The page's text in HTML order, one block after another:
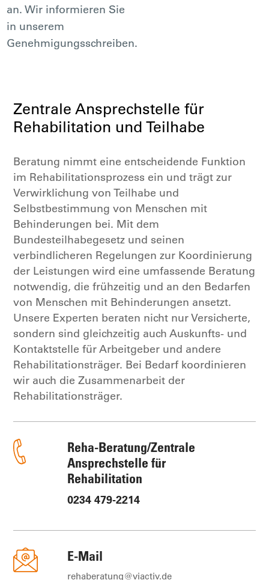
an. Wir informieren Sie
in unserem
Genehmigungsschreiben.
Zentrale Ansprechstelle für
Rehabilitation und Teilhabe
Beratung nimmt eine entscheidende Funktion
im Rehabilitationsprozess ein und trägt zur
Verwirklichung von Teilhabe und
Selbstbestimmung von Menschen mit
Behinderungen bei. Mit dem
Bundesteilhabegesetz und seinen
verbindlicheren Regelungen zur Koordinierung
der Leistungen wird eine umfassende Beratung
notwendig, die frühzeitig und an den Bedarfen
von Menschen mit Behinderungen ansetzt.
Unsere Experten beraten nicht nur Versicherte,
sondern sind gleichzeitig auch Auskunfts- und
Kontaktstelle für Arbeitgeber und andere
Rehabilitationsträger. Bei Bedarf koordinieren
wir auch die Zusammenarbeit der
Rehabilitationsträger.
Reha-Beratung/Zentrale
Ansprechstelle für
Rehabilitation
0234 479-2214
E-Mail
rehaberatung@viactiv.de